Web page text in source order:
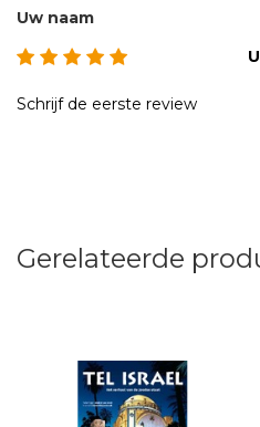
Uw naam
Schrijf de eerste review
Gerelateerde